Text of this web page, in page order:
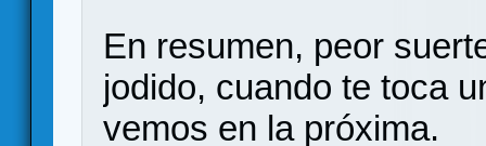
En resumen, peor
jodido, cuando te toca
vemos en la próxima.